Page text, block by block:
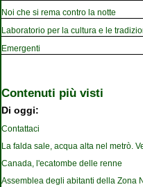
Noi che si rema contro la notte
Laboratorio per la cultura e le
Emergenti
Contenuti più visti
Di oggi:
Contattaci
La falda sale, acqua alta nel metrò.
Canada, l'ecatombe delle renne
Assemblea degli abitanti della Zona